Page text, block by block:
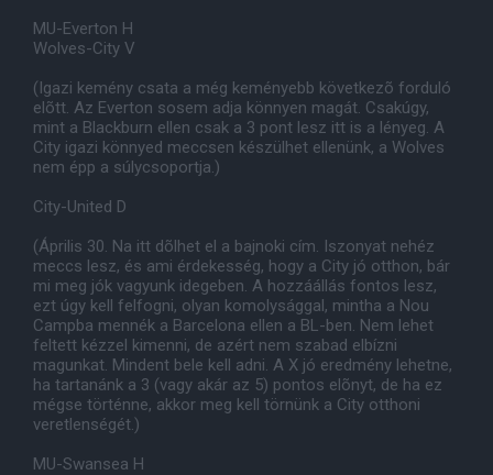
MU-Everton H
Wolves-City V
(Igazi kemény csata a még keményebb következõ forduló
elõtt. Az Everton sosem adja könnyen magát. Csakúgy,
mint a Blackburn ellen csak a 3 pont lesz itt is a lényeg. A
City igazi könnyed meccsen készülhet ellenünk, a Wolves
nem épp a súlycsoportja.)
City-United D
(Április 30. Na itt dõlhet el a bajnoki cím. Iszonyat nehéz
meccs lesz, és ami érdekesség, hogy a City jó otthon, bár
mi meg jók vagyunk idegeben. A hozzáállás fontos lesz,
ezt úgy kell felfogni, olyan komolysággal, mintha a Nou
Campba mennék a Barcelona ellen a BL-ben. Nem lehet
feltett kézzel kimenni, de azért nem szabad elbízni
magunkat. Mindent bele kell adni. A X jó eredmény lehetne,
ha tartanánk a 3 (vagy akár az 5) pontos elõnyt, de ha ez
mégse történne, akkor meg kell törnünk a City otthoni
veretlenségét.)
MU-Swansea H